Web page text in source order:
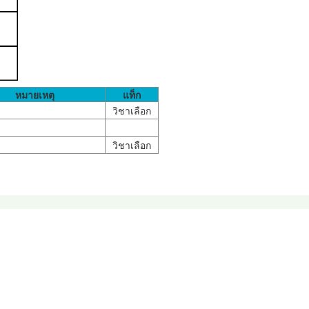
หมายเหตุ
แท็ก
วิชาเลือก
วิชาเลือก